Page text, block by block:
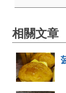
相關文章